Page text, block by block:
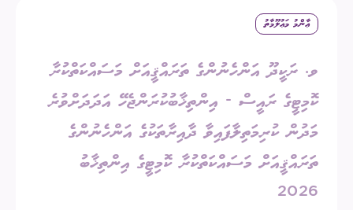
ޢާންމު މަޢުލޫމާތު
ވ. ރަކީދޫ އަންހެނުންގެ ތަރައްޤީއަށް މަސައްކަތްކުރާ
ކޮމިޓީގެ ރައީސް - އިންތިޚާބުކުރަންޖެހޭ އަދަދަށްވުރެ
މަދުން ކުރިމަތިލާފައިވާ ދާއިރާތަކުގެ އަންހެނުންގެ
ތަރައްޤީއަށް މަސައްކަތްކުރާ ކޮމިޓީގެ އިންތިޚާބު
2026